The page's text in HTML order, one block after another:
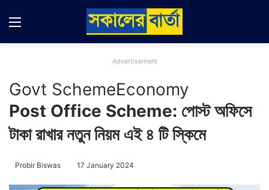
Menu
Advertisement
Govt SchemeEconomy
Post Office Scheme: পোস্ট অফিসে
টাকা রাখার নতুন নিয়ম এই ৪ টি স্কিমে
Probir Biswas 17 January 2024